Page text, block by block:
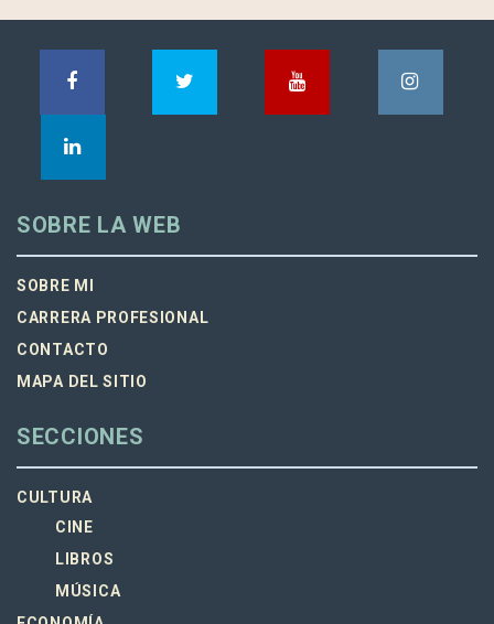
SOBRE LA WEB
SOBRE MI
CARRERA PROFESIONAL
CONTACTO
MAPA DEL SITIO
SECCIONES
CULTURA
CINE
LIBROS
MÚSICA